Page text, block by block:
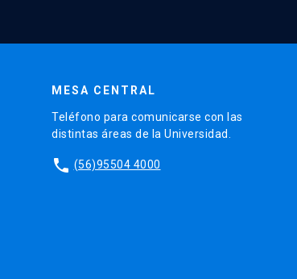
MESA CENTRAL
Teléfono para comunicarse con las
distintas áreas de la Universidad.
phone (56)95504 4000